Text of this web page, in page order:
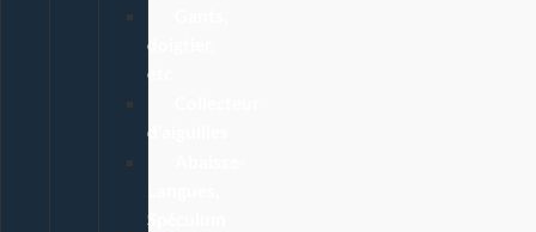
doigtier,
etc
d’aiguilles
Spéculum